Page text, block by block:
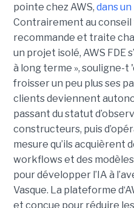
pointe chez AWS, dans
Contrairement au
recommande et traite
un projet isolé, AWS FDE
à long terme », souligne-t
froisser un peu plus ses
clients deviennent
passant du statut
constructeurs, puis
mesure qu’ils acquièrent
workflows et des
pour développer l’IA à
Vasque. La plateforme
et conçue pour réduire